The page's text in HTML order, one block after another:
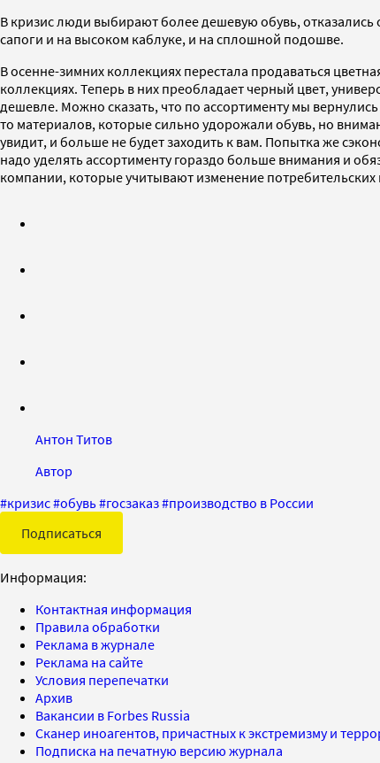
В кризис люди выбирают более дешевую обувь,
сапоги и на высоком каблуке, и на сплошной подошве.
В осенне-зимних коллекциях перестала продаваться
коллекциях. Теперь в них преобладает черный цвет,
дешевле. Можно сказать, что по ассортименту мы
то материалов, которые сильно удорожали обувь, но
увидит, и больше не будет заходить к вам. Попытка же
надо уделять ассортименту гораздо больше внимания и
компании, которые учитывают изменение
Антон Титов
Автор
#кризис#обувь#госзаказ#производство в России
Подписаться
Информация:
Контактная информация
Правила обработки
Реклама в журнале
Реклама на сайте
Условия перепечатки
Архив
Вакансии в Forbes Russia
Сканер иноагентов, причастных к экстремизму и
Подписка на печатную версию журнала